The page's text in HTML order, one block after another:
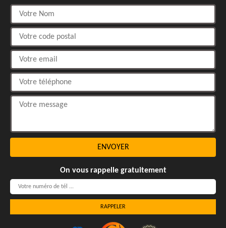
On vous rappelle gratuitement